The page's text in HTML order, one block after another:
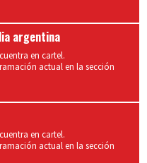
argentina
en cartel.
actual en la sección
en cartel.
actual en la sección